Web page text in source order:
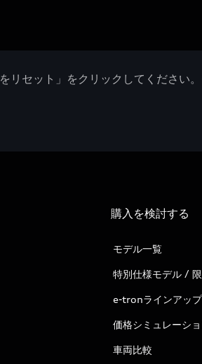
セット」をクリックしてください
購入を検討する
モデル一覧
特別仕様モデル /
e-tronラインアップ
価格シミュレーシ
車両比較